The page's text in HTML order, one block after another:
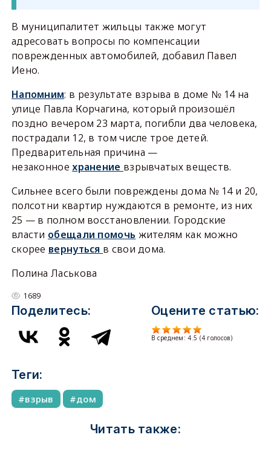
В муниципалитет жильцы также могут
адресовать вопросы по компенсации
поврежденных автомобилей, добавил Павел
Иено.
Напомним: в результате взрыва в доме № 14 на
улице Павла Корчагина, который произошёл
поздно вечером 23 марта, погибли два человека,
пострадали 12, в том числе трое детей.
Предварительная причина —
незаконноехранение взрывчатых веществ.
Сильнее всего были повреждены дома № 14 и 20,
полсотни квартир нуждаются в ремонте, из них
25 — в полном восстановлении. Городские
власти обещали помочь жителям как можно
скорее вернуться в свои дома.
Полина Ласькова
1689
Поделитесь: Оцените статью:
В среднем:4.5 (4 голосов)
Теги:
взрыв дом
Читать также: